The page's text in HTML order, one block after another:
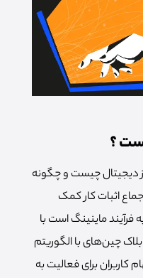
؟
دیجیتال چیست و چگونه
اثبات کار کمک
فرآیند ماینینگ است با
چین‌های با الگوریتم
کاربران برای فعالیت به